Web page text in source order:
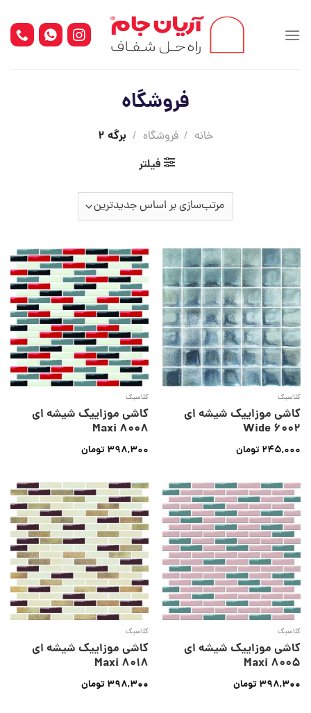
content
فروشگاه
خانه / فروشگاه / برگه 2
فیلتر
کلاسیک
کاشی موزاییک شیشه ای
Wide 6002
245,000تومان
کلاسیک
کاشی موزاییک شیشه ای
Maxi 8008
398,300تومان
کلاسیک
کاشی موزاییک شیشه ای
Maxi 8005
398,300تومان
کلاسیک
کاشی موزاییک شیشه ای
Maxi 8018
398,300تومان